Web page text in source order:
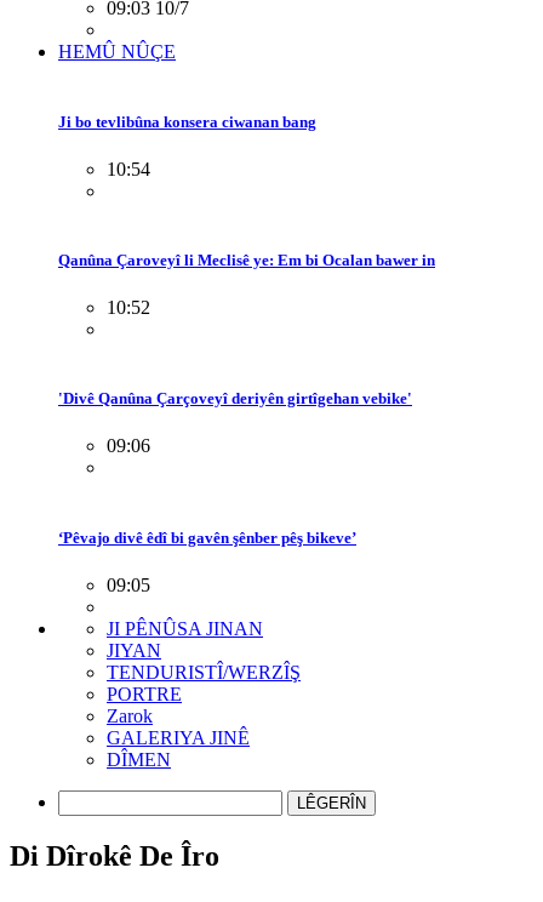
09:03 10/7
HEMÛ NÛÇE
Ji bo tevlibûna konsera ciwanan bang
10:54
Qanûna Çaroveyî li Meclisê ye: Em bi Ocalan bawer in
10:52
'Divê Qanûna Çarçoveyî deriyên girtîgehan vebike'
09:06
‘Pêvajo divê êdî bi gavên şênber pêş bikeve’
09:05
JI PÊNÛSA JINAN
JIYAN
TENDURISTÎ/WERZÎŞ
PORTRE
Zarok
GALERIYA JINÊ
DÎMEN
LÊGERÎN
Di Dîrokê De Îro